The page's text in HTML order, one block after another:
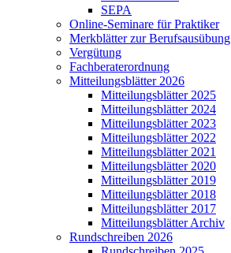
SEPA
Online-Seminare für Praktiker
Merkblätter zur Berufsausübung
Vergütung
Fachberaterordnung
Mitteilungsblätter 2026
Mitteilungsblätter 2025
Mitteilungsblätter 2024
Mitteilungsblätter 2023
Mitteilungsblätter 2022
Mitteilungsblätter 2021
Mitteilungsblätter 2020
Mitteilungsblätter 2019
Mitteilungsblätter 2018
Mitteilungsblätter 2017
Mitteilungsblätter Archiv
Rundschreiben 2026